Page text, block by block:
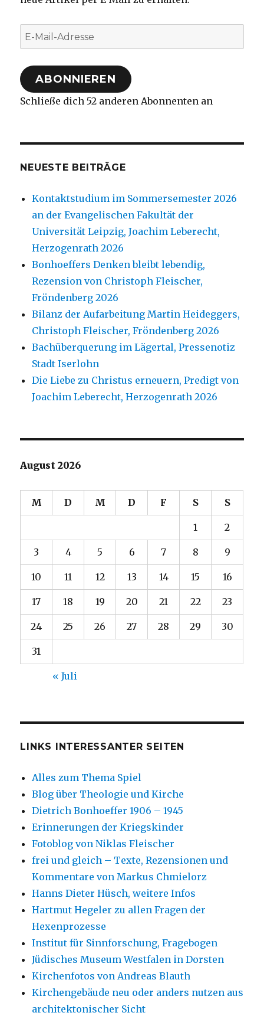
E-
Mail-
Adresse
ABONNIEREN
Schließe dich 52 anderen Abonnenten an
NEUESTE BEITRÄGE
Kontaktstudium im Sommersemester 2026
an der Evangelischen Fakultät der
Universität Leipzig, Joachim Leberecht,
Herzogenrath 2026
Bonhoeffers Denken bleibt lebendig,
Rezension von Christoph Fleischer,
Fröndenberg 2026
Bilanz der Aufarbeitung Martin Heideggers,
Christoph Fleischer, Fröndenberg 2026
Bachüberquerung im Lägertal, Pressenotiz
Stadt Iserlohn
Die Liebe zu Christus erneuern, Predigt von
Joachim Leberecht, Herzogenrath 2026
August 2026
M D M D F S S
1 2
3 4 5 6 7 8 9
10 11 12 13 14 15 16
17 18 19 20 21 22 23
24 25 26 27 28 29 30
31
« Juli
LINKS INTERESSANTER SEITEN
Alles zum Thema Spiel
Blog über Theologie und Kirche
Dietrich Bonhoeffer 1906 – 1945
Erinnerungen der Kriegskinder
Fotoblog von Niklas Fleischer
frei und gleich – Texte, Rezensionen und
Kommentare von Markus Chmielorz
Hanns Dieter Hüsch, weitere Infos
Hartmut Hegeler zu allen Fragen der
Hexenprozesse
Institut für Sinnforschung, Fragebogen
Jüdisches Museum Westfalen in Dorsten
Kirchenfotos von Andreas Blauth
Kirchengebäude neu oder anders nutzen aus
architektonischer Sicht